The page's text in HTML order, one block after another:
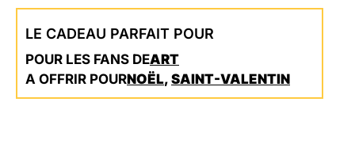
LE CADEAU PARFAIT POUR
POUR LES FANS DEART
A OFFRIR POURNOËL, SAINT-VALENTIN